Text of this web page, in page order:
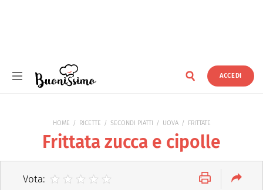
ACCEDI
HOME RICETTE SECONDI PIATTI UOVA FRITTATE
Frittata zucca e cipolle
Vota: